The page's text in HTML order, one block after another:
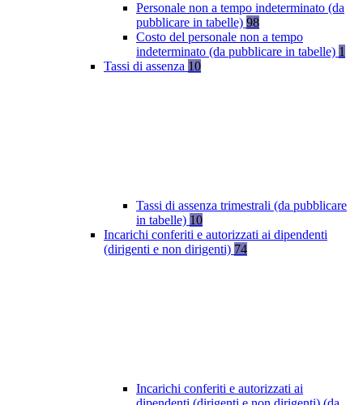
Personale non a tempo indeterminato (da
pubblicare in tabelle) 98
Costo del personale non a tempo
indeterminato (da pubblicare in tabelle) 1
Tassi di assenza 10
Tassi di assenza trimestrali (da pubblicare
in tabelle) 10
Incarichi conferiti e autorizzati ai dipendenti
(dirigenti e non dirigenti) 74
Incarichi conferiti e autorizzati ai